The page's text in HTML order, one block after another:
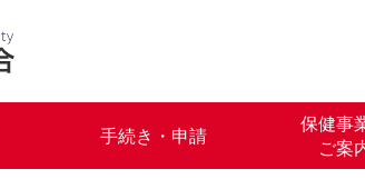
手続き・申請
保健事
ご案